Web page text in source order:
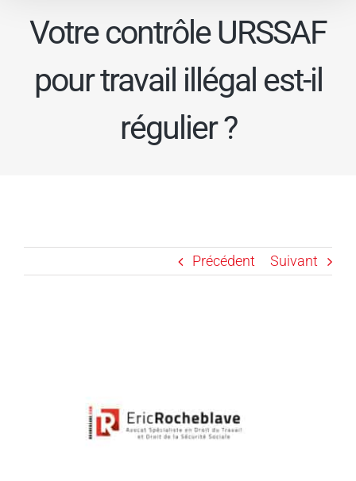
Votre contrôle URSSAF
pour travail illégal est-il
régulier ?
Précédent Suivant